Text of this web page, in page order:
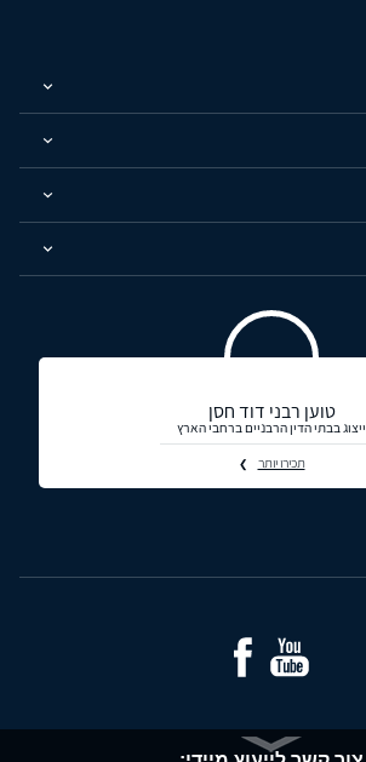
טוען רבני דוד חסן
ייצוג בבתי הדין הרבניים ברחבי הארץ
תכירו יותר